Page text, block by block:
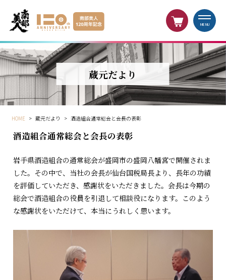
MENU
蔵元だより
HOME > 蔵元だより > 酒造組合通常総会と会長の表彰
酒造組合通常総会と会長の表彰
岩手県酒造組合の通常総会が盛岡市の盛岡八幡宮で開催されま
した。その中で、当社の会長が仙台国税局長より、長年の功績
を評価していただき、感謝状をいただきました。会長は今期の
総会で酒造組合の役員を引退して相談役になります。このよう
な感謝状をいただけて、本当にうれしく思います。